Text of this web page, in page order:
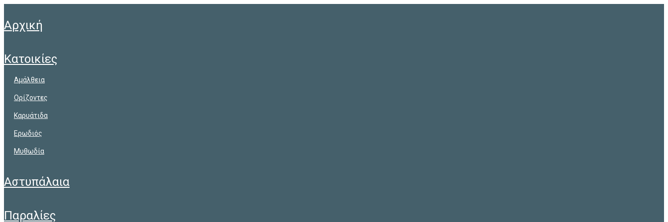
αρχική
κατοικίες
αμάλθεια
ορίζοντες
καρυάτιδα
ερωδιός
μυθωδία
αστυπάλαια
παραλίες